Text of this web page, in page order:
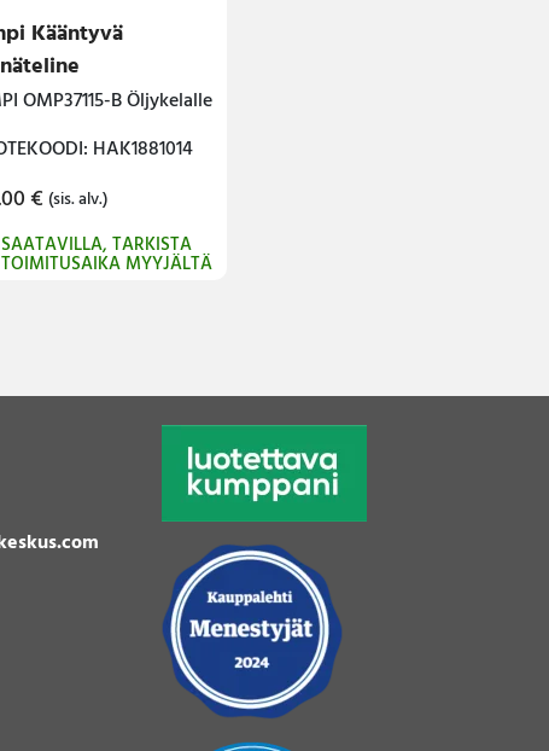
Kääntyvä
OMP37115-B Öljykelalle
HAK1881014
€ (sis. alv.)
SAATAVILLA, TARKISTA
TOIMITUSAIKA MYYJÄLTÄ